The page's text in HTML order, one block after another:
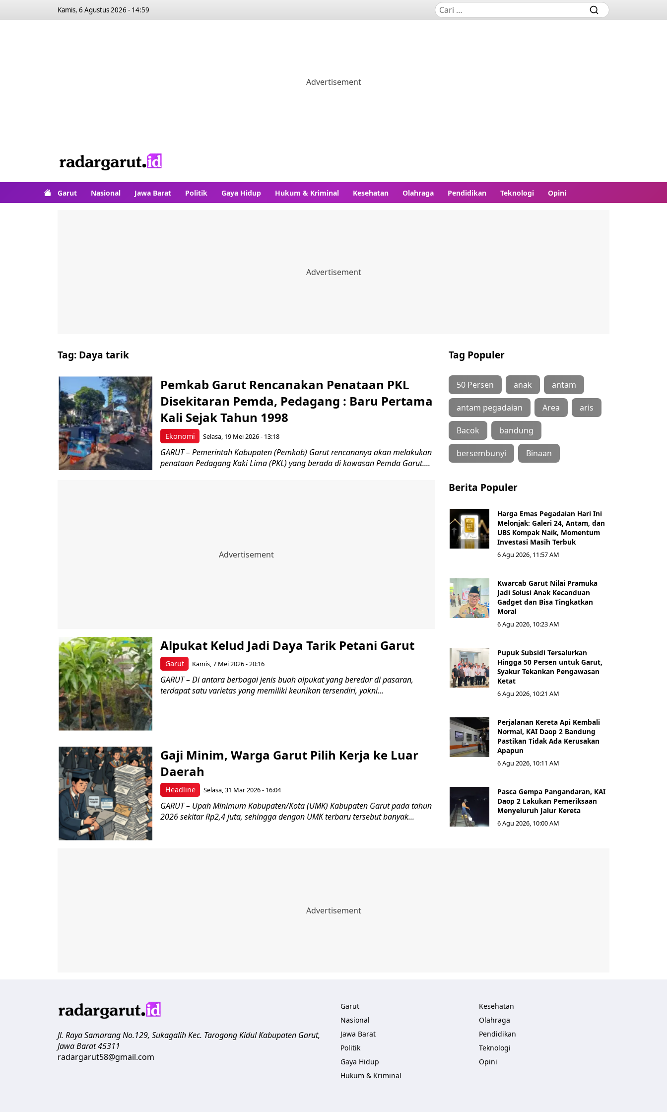
Kamis, 6 Agustus 2026 - 14:59
Garut Nasional Jawa Barat Politik Gaya Hidup Hukum & Kriminal Kesehatan Olahraga Pendidikan Teknologi Opini
Tag: Daya tarik
Ekonomi
Pemkab Garut Rencanakan Penataan PKL
Disekitaran Pemda, Pedagang : Baru Pertama
Kali Sejak Tahun 1998
Selasa, 19 Mei 2026 - 13:18
GARUT – Pemerintah Kabupaten (Pemkab) Garut rencananya akan melakukan
penataan Pedagang Kaki Lima (PKL) yang berada di kawasan Pemda Garut....
Garut
Alpukat Kelud Jadi Daya Tarik Petani Garut
Kamis, 7 Mei 2026 - 20:16
GARUT – Di antara berbagai jenis buah alpukat yang beredar di pasaran,
terdapat satu varietas yang memiliki keunikan tersendiri, yakni...
Headline
Gaji Minim, Warga Garut Pilih Kerja ke Luar
Daerah
Selasa, 31 Mar 2026 - 16:04
GARUT – Upah Minimum Kabupaten/Kota (UMK) Kabupaten Garut pada tahun
2026 sekitar Rp2,4 juta, sehingga dengan UMK terbaru tersebut banyak...
Tag Populer
50 Persen anak antam
antam pegadaian Area aris
Bacok bandung
bersembunyi Binaan
Berita Populer
Harga Emas Pegadaian Hari Ini
Melonjak: Galeri 24, Antam, dan
UBS Kompak Naik, Momentum
Investasi Masih Terbuk
6 Agu 2026, 11:57 AM
Kwarcab Garut Nilai Pramuka
Jadi Solusi Anak Kecanduan
Gadget dan Bisa Tingkatkan
Moral
6 Agu 2026, 10:23 AM
Pupuk Subsidi Tersalurkan
Hingga 50 Persen untuk Garut,
Syakur Tekankan Pengawasan
Ketat
6 Agu 2026, 10:21 AM
Perjalanan Kereta Api Kembali
Normal, KAI Daop 2 Bandung
Pastikan Tidak Ada Kerusakan
Apapun
6 Agu 2026, 10:11 AM
Pasca Gempa Pangandaran, KAI
Daop 2 Lakukan Pemeriksaan
Menyeluruh Jalur Kereta
6 Agu 2026, 10:00 AM
Jl. Raya Samarang No.129, SukagalihKec. Tarogong Kidul Kabupaten Garut,
Jawa Barat45311
radargarut58@gmail.com
Garut
Nasional
Jawa Barat
Politik
Gaya Hidup
Hukum & Kriminal
Kesehatan
Olahraga
Pendidikan
Teknologi
Opini